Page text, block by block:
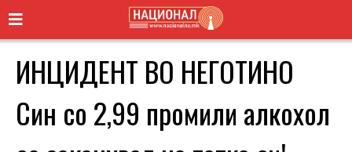
ИНЦИДЕНТ ВО НЕГОТИНО
Син со 2,99 промили алкохол